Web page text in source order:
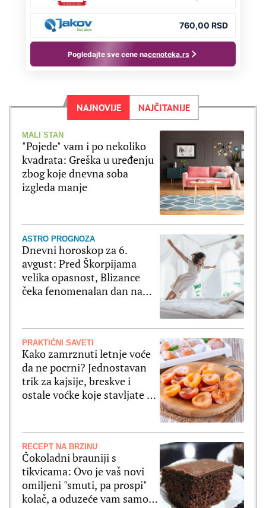
NAJNOVIJE NAJČITANIJE
MALI STAN
"Pojede" vam i po nekoliko
kvadrata: Greška u uređenju
zbog koje dnevna soba
izgleda manje
ASTRO PROGNOZA
Dnevni horoskop za 6.
avgust: Pred Škorpijama
velika opasnost, Blizance
čeka fenomenalan dan na
PRAKTIČNI SAVETI
Kako zamrznuti letnje voće
da ne pocrni? Jednostavan
trik za kajsije, breskve i
ostale voćke koje stavljate u
RECEPT NA BRZINU
Čokoladni brauniji s
tikvicama: Ovo je vaš novi
omiljeni "smuti, pa prospi"
kolač, a oduzeće vam samo 5